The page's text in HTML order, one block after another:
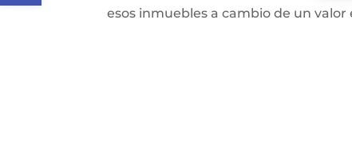
esos inmuebles a cambio de un